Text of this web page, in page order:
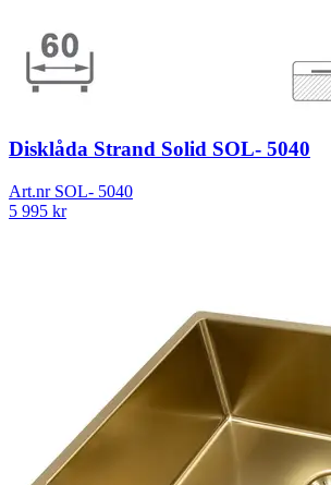
Disklåda Strand Solid SOL- 5040
Art.nr SOL- 5040
5 995 kr